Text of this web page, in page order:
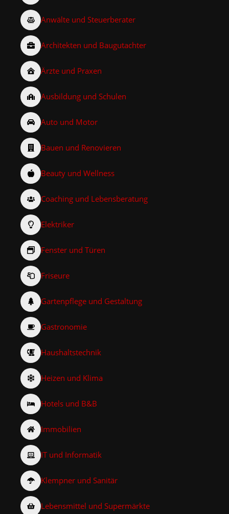
Anwälte und Steuerberater
Architekten und Baugutachter
Ärzte und Praxen
Ausbildung und Schulen
Auto und Motor
Bauen und Renovieren
Beauty und Wellness
Coaching und Lebensberatung
Elektriker
Fenster und Türen
Friseure
Gartenpflege und Gestaltung
Gastronomie
Haushaltstechnik
Heizen und Klima
Hotels und B&B
Immobilien
IT und Informatik
Klempner und Sanitär
Lebensmittel und Supermärkte